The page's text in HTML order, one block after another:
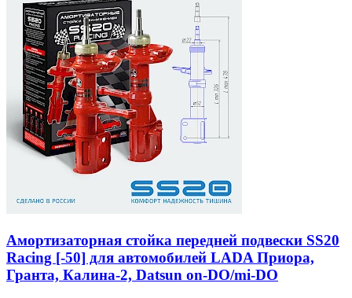
Амортизаторная стойка передней подвески SS20
Racing [-50] для автомобилей LADA Приора,
Гранта, Калина-2, Datsun on-DO/mi-DO